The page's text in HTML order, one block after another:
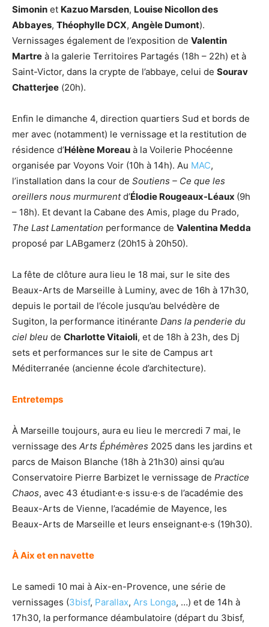
Simonin et Kazuo Marsden, Louise Nicollon des
Abbayes, Théophylle DCX, Angèle Dumont).
Vernissages également de l’exposition de Valentin
Martre à la galerie Territoires Partagés (18h – 22h) et à
Saint-Victor, dans la crypte de l’abbaye, celui de Sourav
Chatterjee (20h).
Enfin le dimanche 4, direction quartiers Sud et bords de
mer avec (notamment) le vernissage et la restitution de
résidence d’Hélène Moreau à la Voilerie Phocéenne
organisée par Voyons Voir (10h à 14h). Au MAC,
l’installation dans la cour de Soutiens – Ce que les
oreillers nous murmurentd’Élodie Rougeaux-Léaux (9h
– 18h). Et devant la Cabane des Amis, plage du Prado,
The Last Lamentation performance de Valentina Medda
proposé par LABgamerz (20h15 à 20h50).
La fête de clôture aura lieu le 18 mai, sur le site des
Beaux-Arts de Marseille à Luminy, avec de 16h à 17h30,
depuis le portail de l’école jusqu’au belvédère de
Sugiton, la performance itinérante Dans la penderie du
ciel bleu de Charlotte Vitaioli, et de 18h à 23h, des Dj
sets et performances sur le site de Campus art
Méditerranée (ancienne école d’architecture).
Entretemps
À Marseille toujours, aura eu lieu le mercredi 7 mai, le
vernissage des Arts Éphémères 2025 dans les jardins et
parcs de Maison Blanche (18h à 21h30) ainsi qu’au
Conservatoire Pierre Barbizet le vernissage de Practice
Chaos, avec 43 étudiant·e·s issu·e·s de l’académie des
Beaux-Arts de Vienne, l’académie de Mayence, les
Beaux-Arts de Marseille et leurs enseignant·e·s (19h30).
À Aix et en navette
Le samedi 10 mai à Aix-en-Provence, une série de
vernissages (3bisf, Parallax, Ars Longa, …) et de 14h à
17h30, la performance déambulatoire (départ du 3bisf,